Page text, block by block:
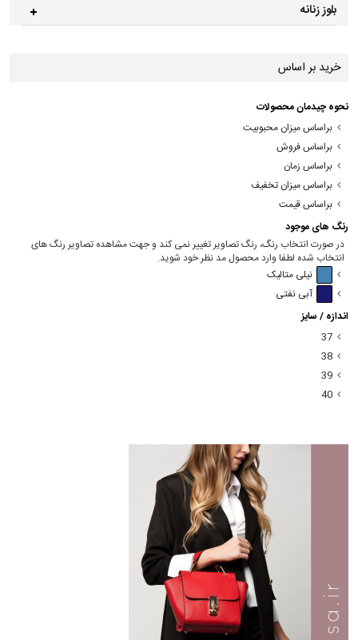
بلوز زنانه
خرید بر اساس
نحوه چیدمان محصولات
براساس میزان محبوبیت
براساس فروش
براساس زمان
براساس میزان تخفیف
براساس قیمت
رنگ های موجود
در صورت انتخاب رنگ، رنگ تصاویر تغییر نمی کند و جهت مشاهده تصاویر رنگ های
انتخاب شده لطفا وارد محصول مد نظر خود شوید.
نیلی متالیک
آبی نفتی
اندازه / سایز
37
38
39
40